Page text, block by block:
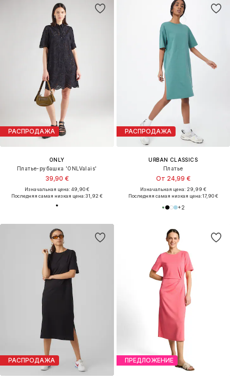
РАСПРОДАЖА
ONLY
Платье-рубашка 'ONLValais'
39,90 €
Изначальная цена: 49,90 €
Последняя самая низкая цена:31,92 €
РАСПРОДАЖА
URBAN CLASSICS
Платье
От 24,99 €
Изначальная цена: 29,99 €
Последняя самая низкая цена:17,90 €
+2
РАСПРОДАЖА ПРЕДЛОЖЕНИЕ